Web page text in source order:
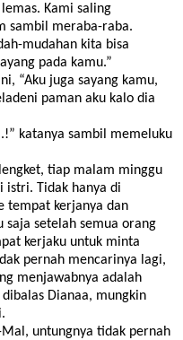
Kami saling
sambil meraba-raba.
mudahan kita bisa
pada kamu.”
“Aku juga sayang kamu,
paman aku kalo dia
katanya sambil memeluku
tiap malam minggu
istri. Tidak hanya di
tempat kerjanya dan
saja setelah semua orang
kerjaku untuk minta
pernah mencarinya lagi,
menjawabnya adalah
Dianaa, mungkin
untungnya tidak pernah